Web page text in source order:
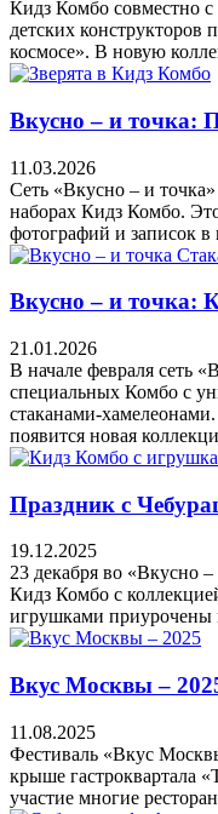
Кидз Комбо совместно
детских конструкторов
космосе». В новую
Вкусно – и точка:
11.03.2026
Сеть «Вкусно – и
наборах Кидз Комбо.
фотографий и записок
Вкусно – и точка:
21.01.2026
В начале февраля сеть
специальных Комбо с
появится новая
Праздник с
19.12.2025
23 декабря во «Вкусно
Кидз Комбо с
игрушками приурочены
Вкус Москвы –
11.08.2025
Фестиваль «Вкус
крыше гастроквартала
участие многие